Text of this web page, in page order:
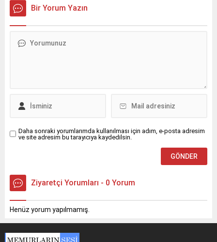
Bir Yorum Yazın
Daha sonraki yorumlarımda kullanılması için adım, e-posta adresim
ve site adresim bu tarayıcıya kaydedilsin.
Ziyaretçi Yorumları - 0 Yorum
Henüz yorum yapılmamış.